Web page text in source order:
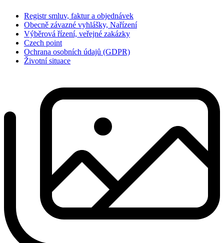
Registr smluv, faktur a objednávek
Obecně závazné vyhlášky, Nařízení
Výběrová řízení, veřejné zakázky
Czech point
Ochrana osobních údajů (GDPR)
Životní situace